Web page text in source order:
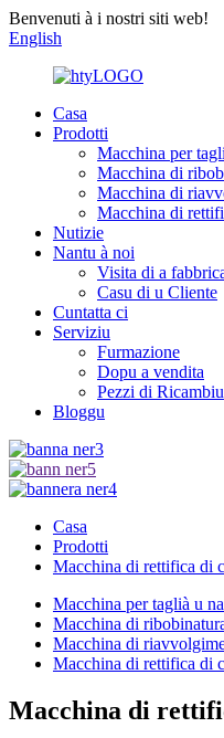
Benvenuti à i nostri siti web!
English
Casa
Prodotti
Macchina per
Macchina di
Macchina di
Macchina di
Nutizie
Nantu à noi
Visita di a
Casu di u Cliente
Cuntatta ci
Serviziu
Furmazione
Dopu a vendita
Pezzi di Ricambiu
Bloggu
Casa
Prodotti
Macchina di rettifica di
Macchina per taglià u
Macchina di
Macchina di
Macchina di rettifica di
Macchina di